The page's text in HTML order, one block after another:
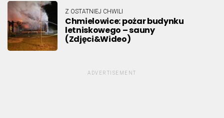
Z OSTATNIEJ CHWILI
Chmielowice: pożar budynku
letniskowego – sauny
(Zdjęci&Wideo)
ADVERTISEMENT